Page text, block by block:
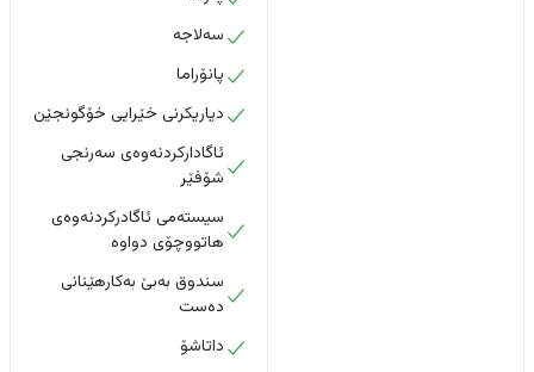
سەلاجە
پانۆراما
دیاریکرنی خێرایی خۆگونجێن
ئاگادارکردنەوەی سەرنجی
شۆفێر
سیستەمی ئاگادرکردنەوەی
هاتووچۆی دواوە
سندوق بەبێ بەکارهێنانی
دەست
داتاشۆ